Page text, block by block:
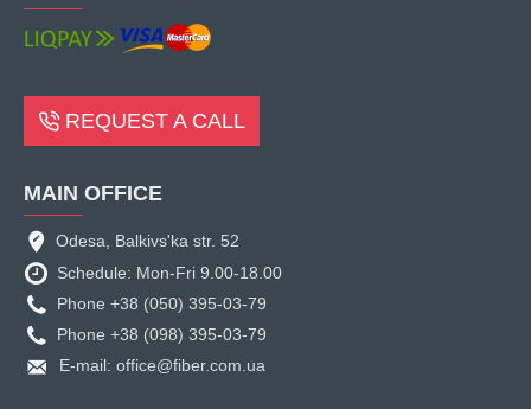
REQUEST A CALL
MAIN OFFICE
Odesa, Balkivs'ka str. 52
Schedule: Mon-Fri 9.00-18.00
Phone +38 (050) 395-03-79
Phone +38 (098) 395-03-79
E-mail: office@fiber.com.ua